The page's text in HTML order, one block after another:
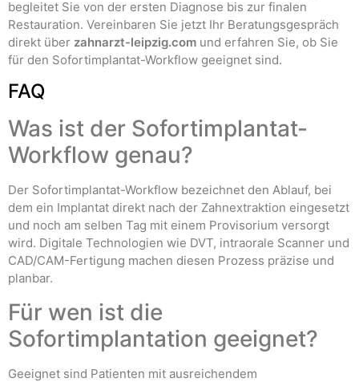
begleitet Sie von der ersten Diagnose bis zur finalen
Restauration. Vereinbaren Sie jetzt Ihr Beratungsgespräch
direkt über zahnarzt-leipzig.com und erfahren Sie, ob Sie
für den Sofortimplantat-Workflow geeignet sind.
FAQ
Was ist der Sofortimplantat-
Workflow genau?
Der Sofortimplantat-Workflow bezeichnet den Ablauf, bei
dem ein Implantat direkt nach der Zahnextraktion eingesetzt
und noch am selben Tag mit einem Provisorium versorgt
wird. Digitale Technologien wie DVT, intraorale Scanner und
CAD/CAM-Fertigung machen diesen Prozess präzise und
planbar.
Für wen ist die
Sofortimplantation geeignet?
Geeignet sind Patienten mit ausreichendem